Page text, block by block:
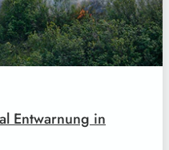
Entwarnung in